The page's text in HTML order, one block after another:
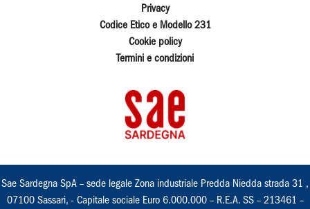
Privacy
Codice Etico e Modello 231
Cookie policy
Termini e condizioni
Sae Sardegna SpA – sede legale Zona industriale Predda Niedda strada 31 ,
07100 Sassari, - Capitale sociale Euro 6.000.000 – R.E.A. SS – 213461 –